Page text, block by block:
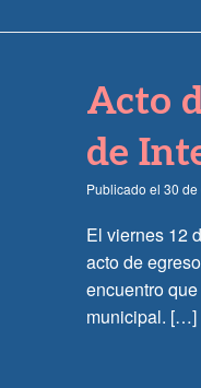
Acto
de
Publicado el30
El viernes 12
acto de
encuentro
municipal. […]